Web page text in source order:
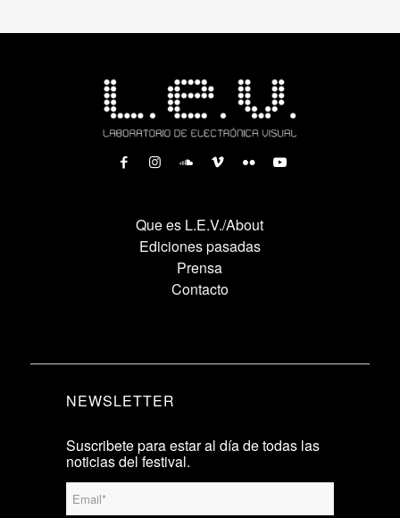
Que es L.E.V./About
Ediciones pasadas
Prensa
Contacto
NEWSLETTER
Suscribete para estar al día de todas las
noticias del festival.